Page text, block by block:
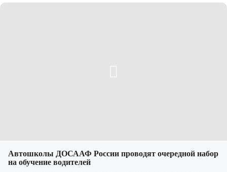
Автошколы ДОСААФ России проводят очередной набор
на обучение водителей